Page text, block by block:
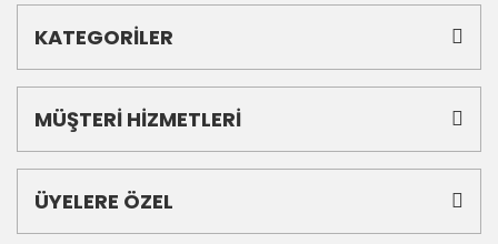
KATEGORİLER
MÜŞTERİ HİZMETLERİ
ÜYELERE ÖZEL